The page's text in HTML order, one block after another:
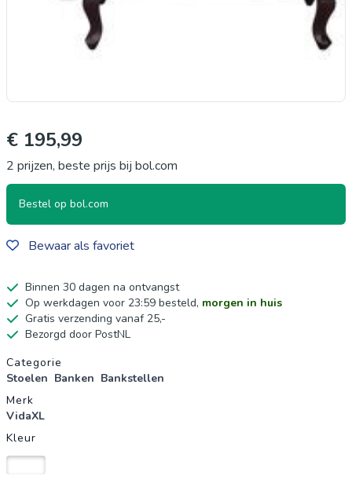
€ 195,99
2 prijzen, beste prijs bij bol.com
Bestel op bol.com
Bewaar als favoriet
Binnen 30 dagen na ontvangst
Op werkdagen voor 23:59 besteld, morgen in huis
Gratis verzending vanaf 25,-
Bezorgd door PostNL
Productgegevens
Categorie
Stoelen Banken Bankstellen
Merk
VidaXL
Kleur